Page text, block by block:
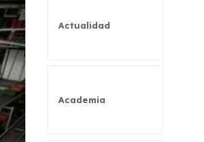
Actualidad
Academia